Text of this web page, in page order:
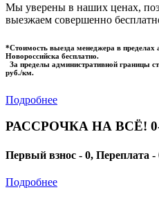
Мы уверены в наших ценах,
выезжаем совершенно
*Стоимость выезда менеджера в пределах
Новороссийска бесплатно.
За пределы административной границы
руб./км.
Подробнее
РАССРОЧКА НА ВСЁ!
Первый взнос - 0, Переплата -
Подробнее